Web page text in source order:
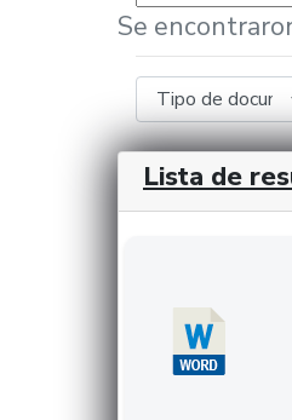
Se
Lista de